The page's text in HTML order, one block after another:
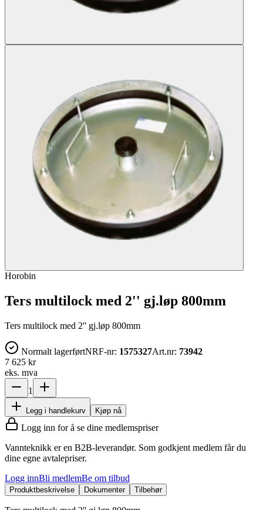
Horobin
Ters multilock med 2'' gj.løp 800mm
Ters multilock med 2'' gj.løp 800mm
Normalt lagerførtNRF-nr: 1575327Art.nr: 73942
7 625 kr
eks. mva
1
Legg i handlekurv Kjøp nå
Logg inn for å se dine medlemspriser
Vannteknikk er en B2B-leverandør. Som godkjent medlem får du
dine egne avtalepriser.
Logg innBli medlemBe om tilbud
Produktbeskrivelse Dokumenter Tilbehør